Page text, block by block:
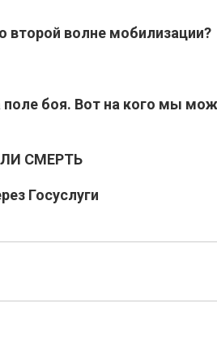
второй волне мобилизации?
поле боя. Вот на кого мы
СМЕРТЬ
Госуслуги